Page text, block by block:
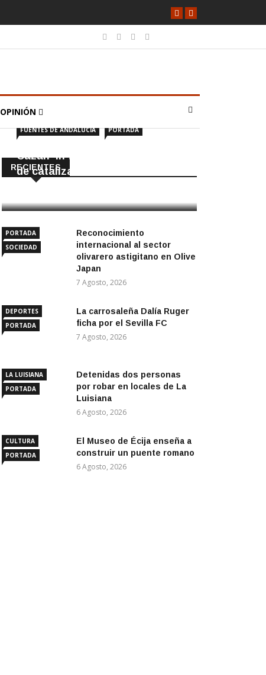
OPINIÓN
RECIENTES
FUENTES DE ANDALUCÍA PORTADA
Cazan ‘in fraganti’ a ladrones
de catalizadores
PORTADA
SOCIEDAD
Reconocimiento
internacional al sector
olivarero astigitano en Olive
Japan
7 Agosto, 2026
DEPORTES
PORTADA
La carrosaleña Dalía Ruger
ficha por el Sevilla FC
7 Agosto, 2026
LA LUISIANA
PORTADA
Detenidas dos personas
por robar en locales de La
Luisiana
6 Agosto, 2026
CULTURA
PORTADA
El Museo de Écija enseña a
construir un puente romano
6 Agosto, 2026